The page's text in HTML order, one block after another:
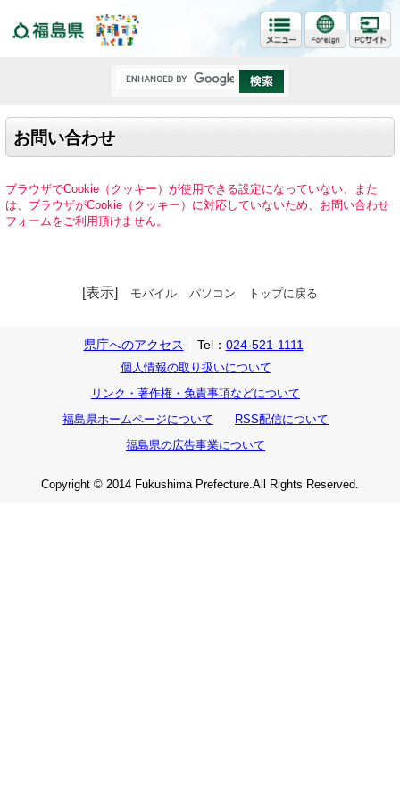
お問い合わせ
ブラウザでCookie（クッキー）が使用できる設定になっていない、また
は、ブラウザがCookie（クッキー）に対応していないため、お問い合わせ
フォームをご利用頂けません。
[表示] モバイル パソコン トップに戻る
県庁へのアクセス Tel： 024-521-1111
個人情報の取り扱いについて
リンク・著作権・免責事項などについて
福島県ホームページについて
RSS配信について
福島県の広告事業について
Copyright © 2014 Fukushima Prefecture.All Rights Reserved.